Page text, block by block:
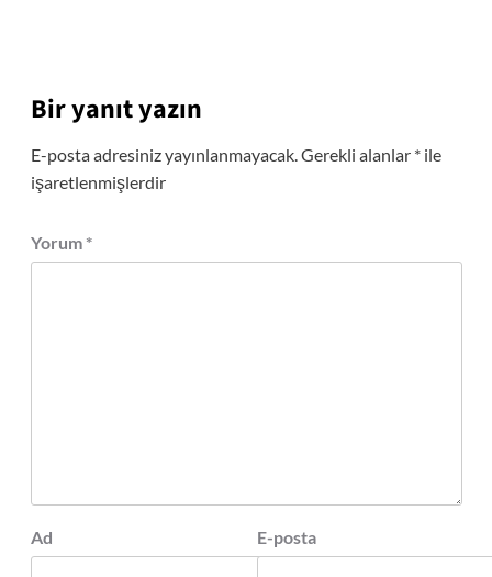
Bir yanıt yazın
E-posta adresiniz yayınlanmayacak.Gerekli alanlar *ile
işaretlenmişlerdir
Yorum *
Ad E-posta